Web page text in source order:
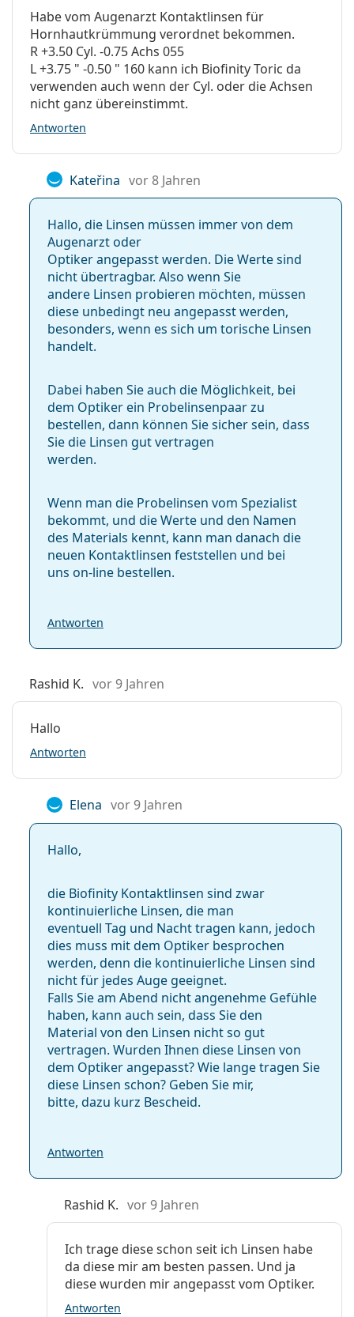
bevorzugen und die mit den Linsen auch schlafen
möchten
Häufig gestellte Fragen zu
Biofinity Toric
Wie lange kann man Biofinity Toric tragen?
Kann man mit Biofinity Toric schlafen?
Was ist der Unterschied zwischen Biofinity Toric
und XR Toric?
Was ist der Unterschied zwischen Biofinity Toric
(6 Linsen) und Biofinity Toric (3 Linsen)?
Andere Kontaktlinsen für Astigmatismus
Am häufigsten werden sie mit dem Pflegemittel
Es ist ein Medizinprodukt. Lesen Sie vor dem Gebrauch
die Anleitung.
Torische Linsen
Tag- & Nachtlinsen
Silikon-Hydrogel-Linsen
Kontaktlinsen
Habe vom Augenarzt Kontaktlinsen für
Hornhautkrümmung verordnet bekommen.
R +3.50 Cyl. -0.75 Achs 055
L +3.75 " -0.50 " 160 kann ich Biofinity Toric da
verwenden auch wenn der Cyl. oder die Achsen
nicht ganz übereinstimmt.
Antworten
Kateřina vor 8 Jahren
Hallo, die Linsen müssen immer von dem
Augenarzt oder
Optiker angepasst werden. Die Werte sind
nicht übertragbar. Also wenn Sie
andere Linsen probieren möchten, müssen
diese unbedingt neu angepasst werden,
besonders, wenn es sich um torische Linsen
handelt.
Dabei haben Sie auch die Möglichkeit, bei
dem Optiker ein Probelinsenpaar zu
bestellen, dann können Sie sicher sein, dass
Sie die Linsen gut vertragen
werden.
Wenn man die Probelinsen vom Spezialist
bekommt, und die Werte und den Namen
des Materials kennt, kann man danach die
neuen Kontaktlinsen feststellen und bei
uns on-line bestellen.
Antworten
Rashid K. vor 9 Jahren
Hallo
Antworten
Elena vor 9 Jahren
Hallo,
die Biofinity Kontaktlinsen sind zwar
kontinuierliche Linsen, die man
eventuell Tag und Nacht tragen kann, jedoch
dies muss mit dem Optiker besprochen
werden, denn die kontinuierliche Linsen sind
nicht für jedes Auge geeignet.
Falls Sie am Abend nicht angenehme Gefühle
haben, kann auch sein, dass Sie den
Material von den Linsen nicht so gut
vertragen. Wurden Ihnen diese Linsen von
dem Optiker angepasst? Wie lange tragen Sie
diese Linsen schon? Geben Sie mir,
bitte, dazu kurz Bescheid.
Antworten
Rashid K. vor 9 Jahren
Ich trage diese schon seit ich Linsen habe
da diese mir am besten passen. Und ja
diese wurden mir angepasst vom Optiker.
Antworten